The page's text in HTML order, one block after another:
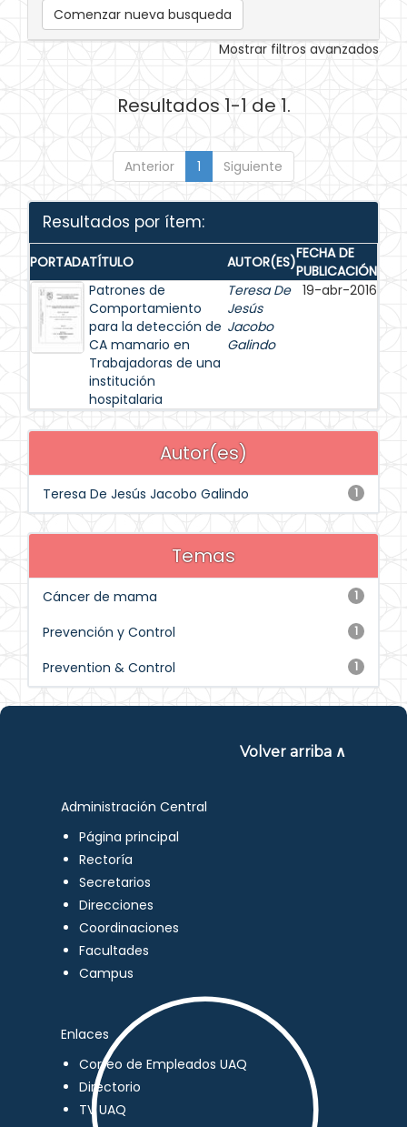
Comenzar nueva busqueda
Mostrar filtros avanzados
Resultados 1-1 de 1.
Anterior 1 Siguiente
Resultados por ítem:
PORTADATÍTULO AUTOR(ES)FECHA DE
PUBLICACIÓN
Patrones de
Comportamiento
para la detección de
CA mamario en
Trabajadoras de una
institución
hospitalaria
Teresa De
Jesús
Jacobo
Galindo
19-abr-2016
Autor(es)
1
Teresa De Jesús Jacobo Galindo
Temas
1
Cáncer de mama
1
Prevención y Control
1
Prevention & Control
Volver arriba ∧
Administración Central
Página principal
Rectoría
Secretarios
Direcciones
Coordinaciones
Facultades
Campus
Enlaces
Correo de Empleados UAQ
Directorio
TV UAQ